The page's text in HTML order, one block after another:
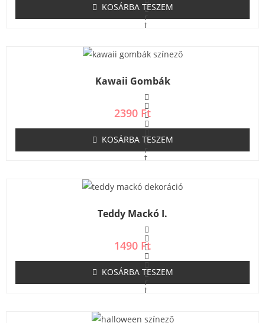
É
r
t
e
l
:
0
/
5
KOSÁRBA TESZEM
Kawaii Gombák
É
r
t
e
l
s
:
0
/
5
2390 Ft
KOSÁRBA TESZEM
Teddy Mackó I.
É
r
t
e
1490 Ft
KOSÁRBA TESZEM